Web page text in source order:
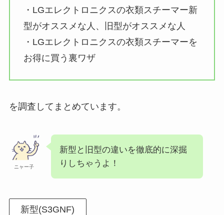
・LGエレクトロニクスの衣類スチーマー新
型がオススメな人、旧型がオススメな人
・LGエレクトロニクスの衣類スチーマーを
お得に買う裏ワザ
を調査してまとめています。
ニャー子
新型と旧型の違いを徹底的に深掘
りしちゃうよ！
新型(S3GNF)